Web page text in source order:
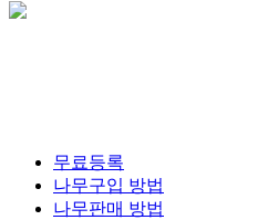
무료등록
나무구입 방법
나무판매 방법